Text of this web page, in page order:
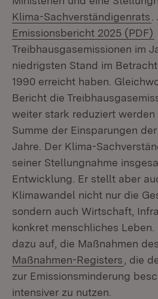
Klima-Sachverständigenrats
Emissionsbericht 2025 (PDF)
Treibhausgasemissionen im
niedrigsten Stand im
1990 erreicht haben.
Bericht die
weiter stark reduziert werden
Summe der Einsparungen
Jahre. Der Klima-
seiner Stellungnahme
Entwicklung. Er stellt aber
Klimawandel nicht nur die
sondern auch Wirtschaft,
konkret menschliches
dazu auf, die Maßnahmen des
Maßnahmen-Registers
, die
zur Emissionsminderung
intensiver zu nutzen.